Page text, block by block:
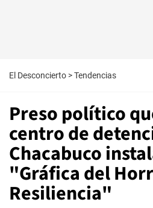
El Desconcierto >Tendencias
Preso político
centro de
Chacabuco
"Gráfica del
Resiliencia"